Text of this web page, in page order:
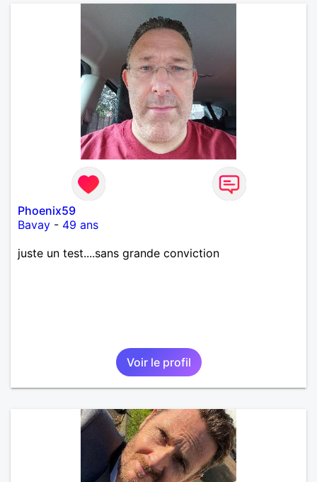
Phoenix59
Bavay - 49 ans
juste un test....sans grande conviction
Voir le profil